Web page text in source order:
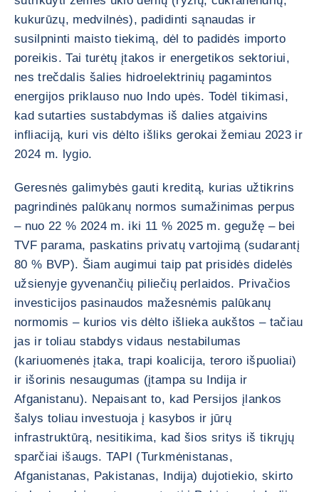
kukurūzų, medvilnės), padidinti sąnaudas ir
susilpninti maisto tiekimą, dėl to padidės importo
poreikis. Tai turėtų įtakos ir energetikos sektoriui,
nes trečdalis šalies hidroelektrinių pagamintos
energijos priklauso nuo Indo upės. Todėl tikimasi,
kad sutarties sustabdymas iš dalies atgaivins
infliaciją, kuri vis dėlto išliks gerokai žemiau 2023 ir
2024 m. lygio.
Geresnės galimybės gauti kreditą, kurias užtikrins
pagrindinės palūkanų normos sumažinimas perpus
– nuo 22 % 2024 m. iki 11 % 2025 m. gegužę – bei
TVF parama, paskatins privatų vartojimą (sudarantį
80 % BVP). Šiam augimui taip pat prisidės didelės
užsienyje gyvenančių piliečių perlaidos. Privačios
investicijos pasinaudos mažesnėmis palūkanų
normomis – kurios vis dėlto išlieka aukštos – tačiau
jas ir toliau stabdys vidaus nestabilumas
(kariuomenės įtaka, trapi koalicija, teroro išpuoliai)
ir išorinis nesaugumas (įtampa su Indija ir
Afganistanu). Nepaisant to, kad Persijos įlankos
šalys toliau investuoja į kasybos ir jūrų
infrastruktūrą, nesitikima, kad šios sritys iš tikrųjų
sparčiai išaugs. TAPI (Turkmėnistanas,
Afganistanas, Pakistanas, Indija) dujotiekio, skirto